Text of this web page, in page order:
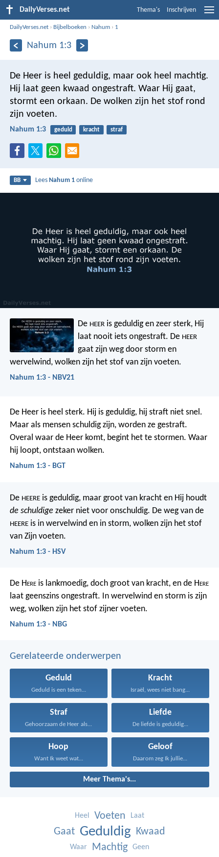
DailyVerses.net Thema's Inschrijven
DailyVerses.net › Bijbelboeken › Nahum › 1
Nahum 1:3
De Heer is heel geduldig, maar ook heel machtig.
Hij laat geen kwaad ongestraft. Waar Hij gaat,
stormt een orkaan. De wolken zijn het stof rond
zijn voeten.
Nahum 1:3 geduld kracht straf
BB LeesNahum 1 online
De HEER is geduldig en zeer sterk, Hij
laat nooit iets ongestraft. De HEER
gaat zijn weg door storm en
wervelwind, wolken zijn het stof van zijn voeten.
Nahum 1:3 - NBV21
De Heer is heel sterk. Hij is geduldig, hij straft niet snel.
Maar als mensen schuldig zijn, worden ze gestraft.
Overal waar de Heer komt, begint het te stormen. Waar
hij loopt, ontstaan wolken.
Nahum 1:3 - BGT
De HEERE is geduldig, maar groot van kracht en Hij houdt
de schuldige zeker niet voor onschuldig. De weg van de
HEERE is in wervelwind en in storm, wolken zijn het stof
van Zijn voeten.
Nahum 1:3 - HSV
De Here is lankmoedig, doch groot van kracht, en de Here
laat geenszins ongestraft. In wervelwind en storm is zijn
weg, wolken zijn het stof zijner voeten.
Nahum 1:3 - NBG
Gerelateerde onderwerpen
Geduld
Geduld is een teken...
Kracht
Israël, wees niet bang...
Straf
Gehoorzaam de Heer als...
Liefde
De liefde is geduldig...
Hoop
Want Ik weet wat...
Geloof
Daarom zeg Ik jullie...
Meer Thema's...
Heel Voeten Laat
Gaat Geduldig Kwaad
Waar Machtig Geen